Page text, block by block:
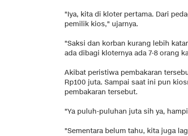
"Iya, kita di kloter pertama. Dari
pemilik kios," ujarnya.
"Saksi dan korban kurang lebih
ada dibagi kloternya ada 7-8 orang
Akibat peristiwa pembakaran
Rp100 juta. Sampai saat ini pun
pembakaran tersebut.
"Ya puluh-puluhan juta sih ya,
"Sementara belum tahu, kita juga